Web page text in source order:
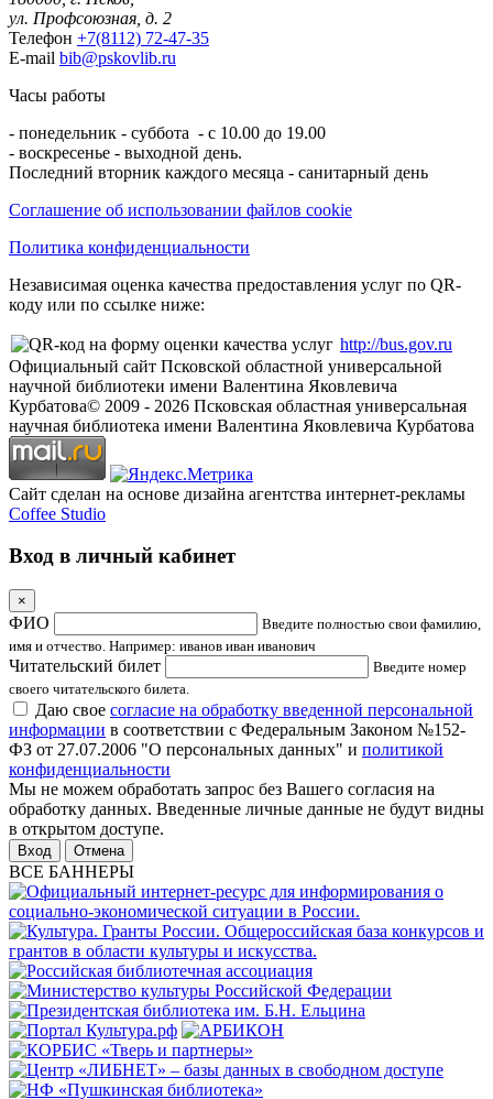
ул. Профсоюзная, д. 2
Телефон +7(8112) 72-47-35
E-mail bib@pskovlib.ru
Часы работы
- понедельник - суббота - с 10.00 до 19.00
- воскресенье - выходной день.
Последний вторник каждого месяца - санитарный день
Соглашение об использовании файлов cookie
Политика конфиденциальности
Независимая оценка качества предоставления услуг по QR-
коду или по ссылке ниже:
http://bus.gov.ru
Официальный сайт Псковской областной универсальной
научной библиотеки имени Валентина Яковлевича
Курбатова© 2009 - 2026 Псковская областная универсальная
научная библиотека имени Валентина Яковлевича Курбатова
Сайт сделан на основе дизайна агентства интернет-рекламы
Coffee Studio
Вход в личный кабинет
×
ФИО
Введите полностью свои фамилию,
имя и отчество. Например: иванов иван иванович
Читательский билет
Введите номер
своего читательского билета.
Даю свое согласие на обработку введенной персональной
информации в соответствии с Федеральным Законом №152-
ФЗ от 27.07.2006 "О персональных данных" и политикой
конфиденциальности
Мы не можем обработать запрос без Вашего согласия на
обработку данных. Введенные личные данные не будут видны
в открытом доступе.
Отмена
ВСЕ БАННЕРЫ